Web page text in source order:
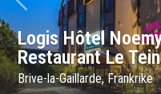
bild
Föregående bild
Logis Hôtel
Restaurant Le
Brive-la-Gaillarde, Frankrike